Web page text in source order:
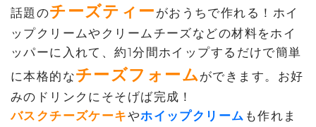
話題のチーズティー がおうちで作れる！ホイ
ップクリームやクリームチーズなどの材料をホイ
ッパーに入れて、約1分間ホイップするだけで簡単
に本格的なチーズフォームができます。お好
みのドリンクにそそげば完成！
バスクチーズケーキやホイップクリーム も作れま